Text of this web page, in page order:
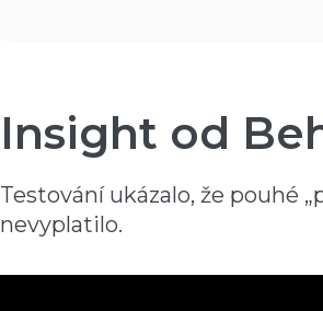
Insight od
Testování ukázalo, že pouhé
nevyplatilo.